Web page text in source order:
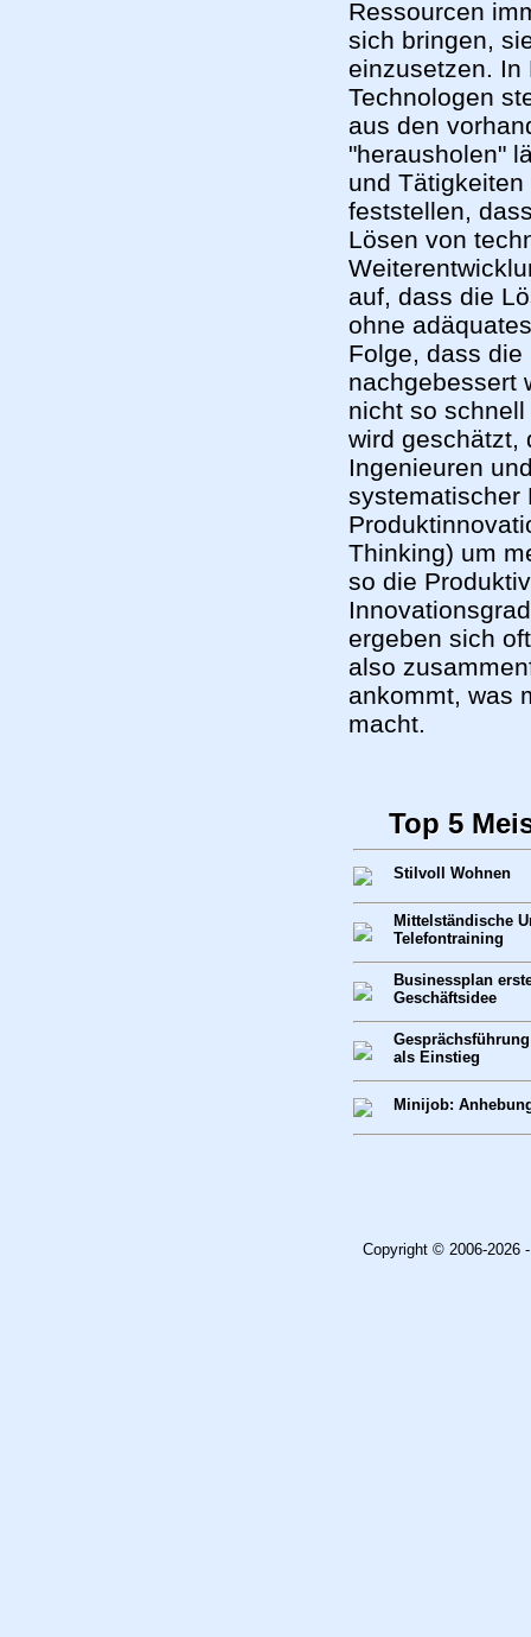
Ressourcen
sich bringen,
einzusetzen. In
Technologen
aus den
"herausholen"
und
feststellen,
Lösen von
auf, dass die
ohne
Folge, dass
nachgebessert
nicht so
wird geschätzt,
Ingenieuren
systematischer
Thinking) um
so die
ergeben sich
also
ankommt, was
macht.
Top 5
Stilvoll Wohnen
Mittelständische
Telefontraining
Businessplan
Geschäftsidee
als Einstieg
Minijob:
Copyright © 2006-